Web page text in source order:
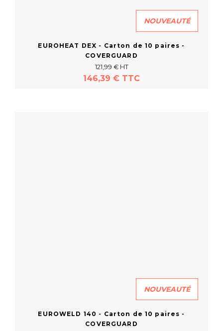
NOUVEAUTÉ
EUROHEAT DEX - Carton de 10 paires -
COVERGUARD
121,99 € HT
146,39 € TTC
NOUVEAUTÉ
EUROWELD 140 - Carton de 10 paires -
COVERGUARD